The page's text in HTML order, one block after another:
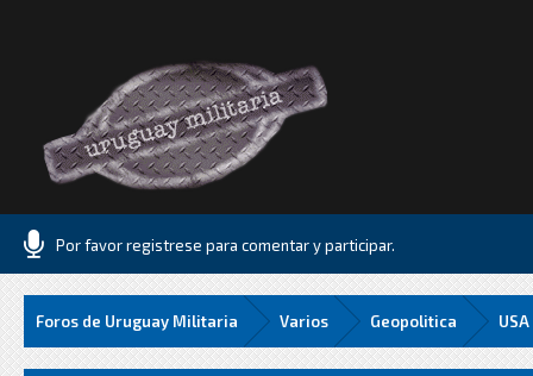
Por favor registrese para comentar y participar.
Foros de Uruguay Militaria Varios Geopolitica USA